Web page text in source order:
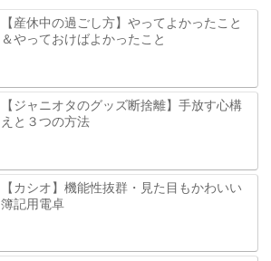
【産休中の過ごし方】やってよかったこと
＆やっておけばよかったこと
【ジャニオタのグッズ断捨離】手放す心構
えと３つの方法
【カシオ】機能性抜群・見た目もかわいい
簿記用電卓